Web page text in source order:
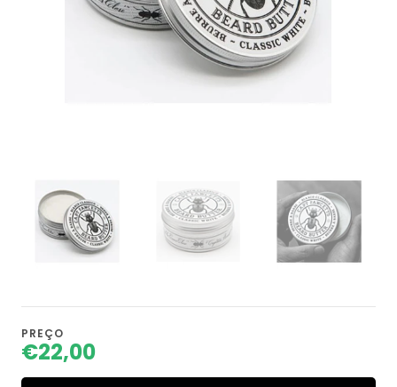
PREÇO
€22,00